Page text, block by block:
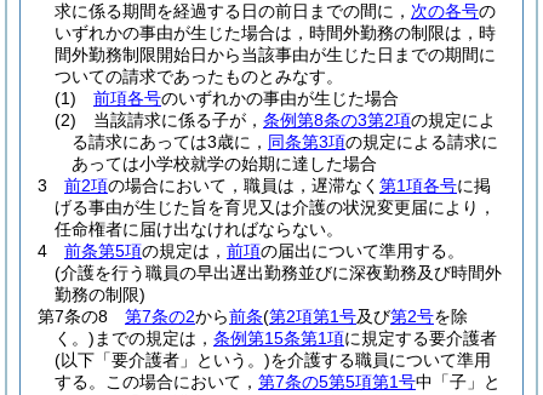
求に係る期間を経過する日の前日までの間に， 次の各号の
いずれかの事由が生じた場合は，時間外勤務の制限は，時
間外勤務制限開始日から当該事由が生じた日までの期間に
ついての請求であったものとみなす。
(1)
前項各号のいずれかの事由が生じた場合
(2)
当該請求に係る子が， 条例第8条の3第2項の規定によ
る請求にあっては3歳に， 同条第3項の規定による請求に
あっては小学校就学の始期に達した場合
3
前2項の場合において，職員は，遅滞なく 第1項各号に掲
げる事由が生じた旨を育児又は介護の状況変更届により，
任命権者に届け出なければならない。
4
前条第5項の規定は， 前項の届出について準用する。
(介護を行う職員の早出遅出勤務並びに深夜勤務及び時間外
勤務の制限)
第7条の8
第7条の2から前条(第2項第1号及び第2号を除
く。) までの規定は， 条例第15条第1項に規定する要介護者
(以下「要介護者」という。)を介護する職員について準用
する。
この場合において， 第7条の5第5項第1号中「子」と